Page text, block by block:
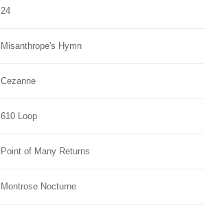
24
Misanthrope's Hymn
Cezanne
610 Loop
Point of Many Returns
Montrose Nocturne